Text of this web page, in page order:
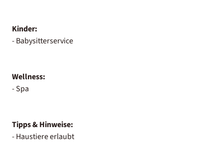
Kinder:
- Babysitterservice
Wellness:
- Spa
Tipps & Hinweise:
- Haustiere erlaubt